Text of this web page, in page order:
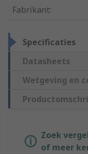
Fabrikant:
Specificaties
Datasheets
Wetgeving en
Zoek
of meer